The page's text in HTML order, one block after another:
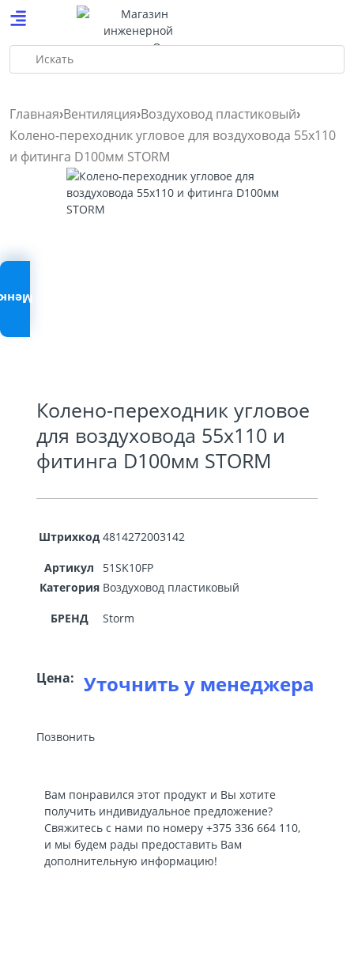
Искать
Главная Вентиляция Воздуховод пластиковый
Колено-переходник угловое для воздуховода 55х110
и фитинга D100мм STORM
Колено-переходник угловое
для воздуховода 55х110 и
фитинга D100мм STORM
Штрихкод 4814272003142
Артикул
51SK10FP
Категория Воздуховод пластиковый
БРЕНД Storm
Цена: Уточнить у менеджера
Позвонить
Вам понравился этот продукт и Вы хотите
получить индивидуальное предложение?
Свяжитесь с нами по номеру +375 336 664 110,
и мы будем рады предоставить Вам
дополнительную информацию!